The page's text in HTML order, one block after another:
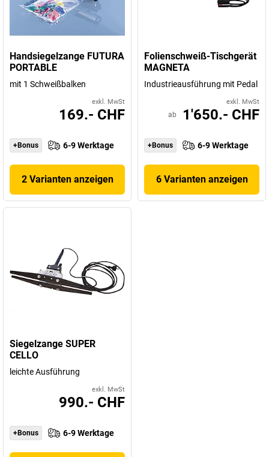
Handsiegelzange FUTURA
PORTABLE
mit 1 Schweißbalken
exkl. MwSt
169.- CHF
+Bonus 6-9 Werktage
2 Varianten anzeigen
Folienschweiß-Tischgerät
MAGNETA
Industrieausführung mit Pedal
exkl. MwSt
ab 1'650.- CHF
+Bonus 6-9 Werktage
6 Varianten anzeigen
Siegelzange SUPER
CELLO
leichte Ausführung
exkl. MwSt
990.- CHF
+Bonus 6-9 Werktage